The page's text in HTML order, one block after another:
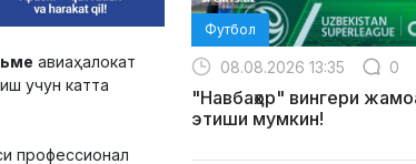
авиаҳалокат
учун катта
профессионал
Футбол
08.08.2026 13:35 0
"Навбаҳор" вингери
этиши мумкин!